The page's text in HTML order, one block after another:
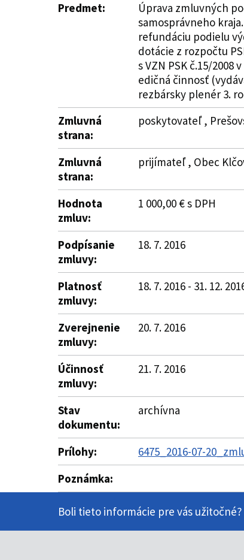
Predmet:
Úprava zmluvných
samosprávneho
refundáciu podielu
dotácie z rozpočtu
s VZN PSK č.15/
edičná činnosť
rezbársky plenér 3.
Zmluvná
strana:
poskytovateľ ,
Zmluvná
strana:
prijímateľ , Obec
Hodnota
zmluv:
1 000,00 € s DPH
Podpísanie
zmluvy:
18. 7. 2016
Platnosť
zmluvy:
18. 7. 2016 - 31. 12.
Zverejnenie
zmluvy:
20. 7. 2016
Účinnosť
zmluvy:
21. 7. 2016
Stav
dokumentu:
archívna
Prílohy:
6475_2016-07-
Poznámka:
Boli tieto informácie pre vás užitočné?